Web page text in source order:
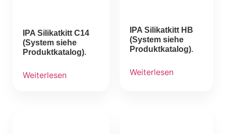
IPA Silikatkitt C14
(System siehe
Produktkatalog)
Weiterlesen
IPA Silikatkitt HB
(System siehe
Produktkatalog)
Weiterlesen